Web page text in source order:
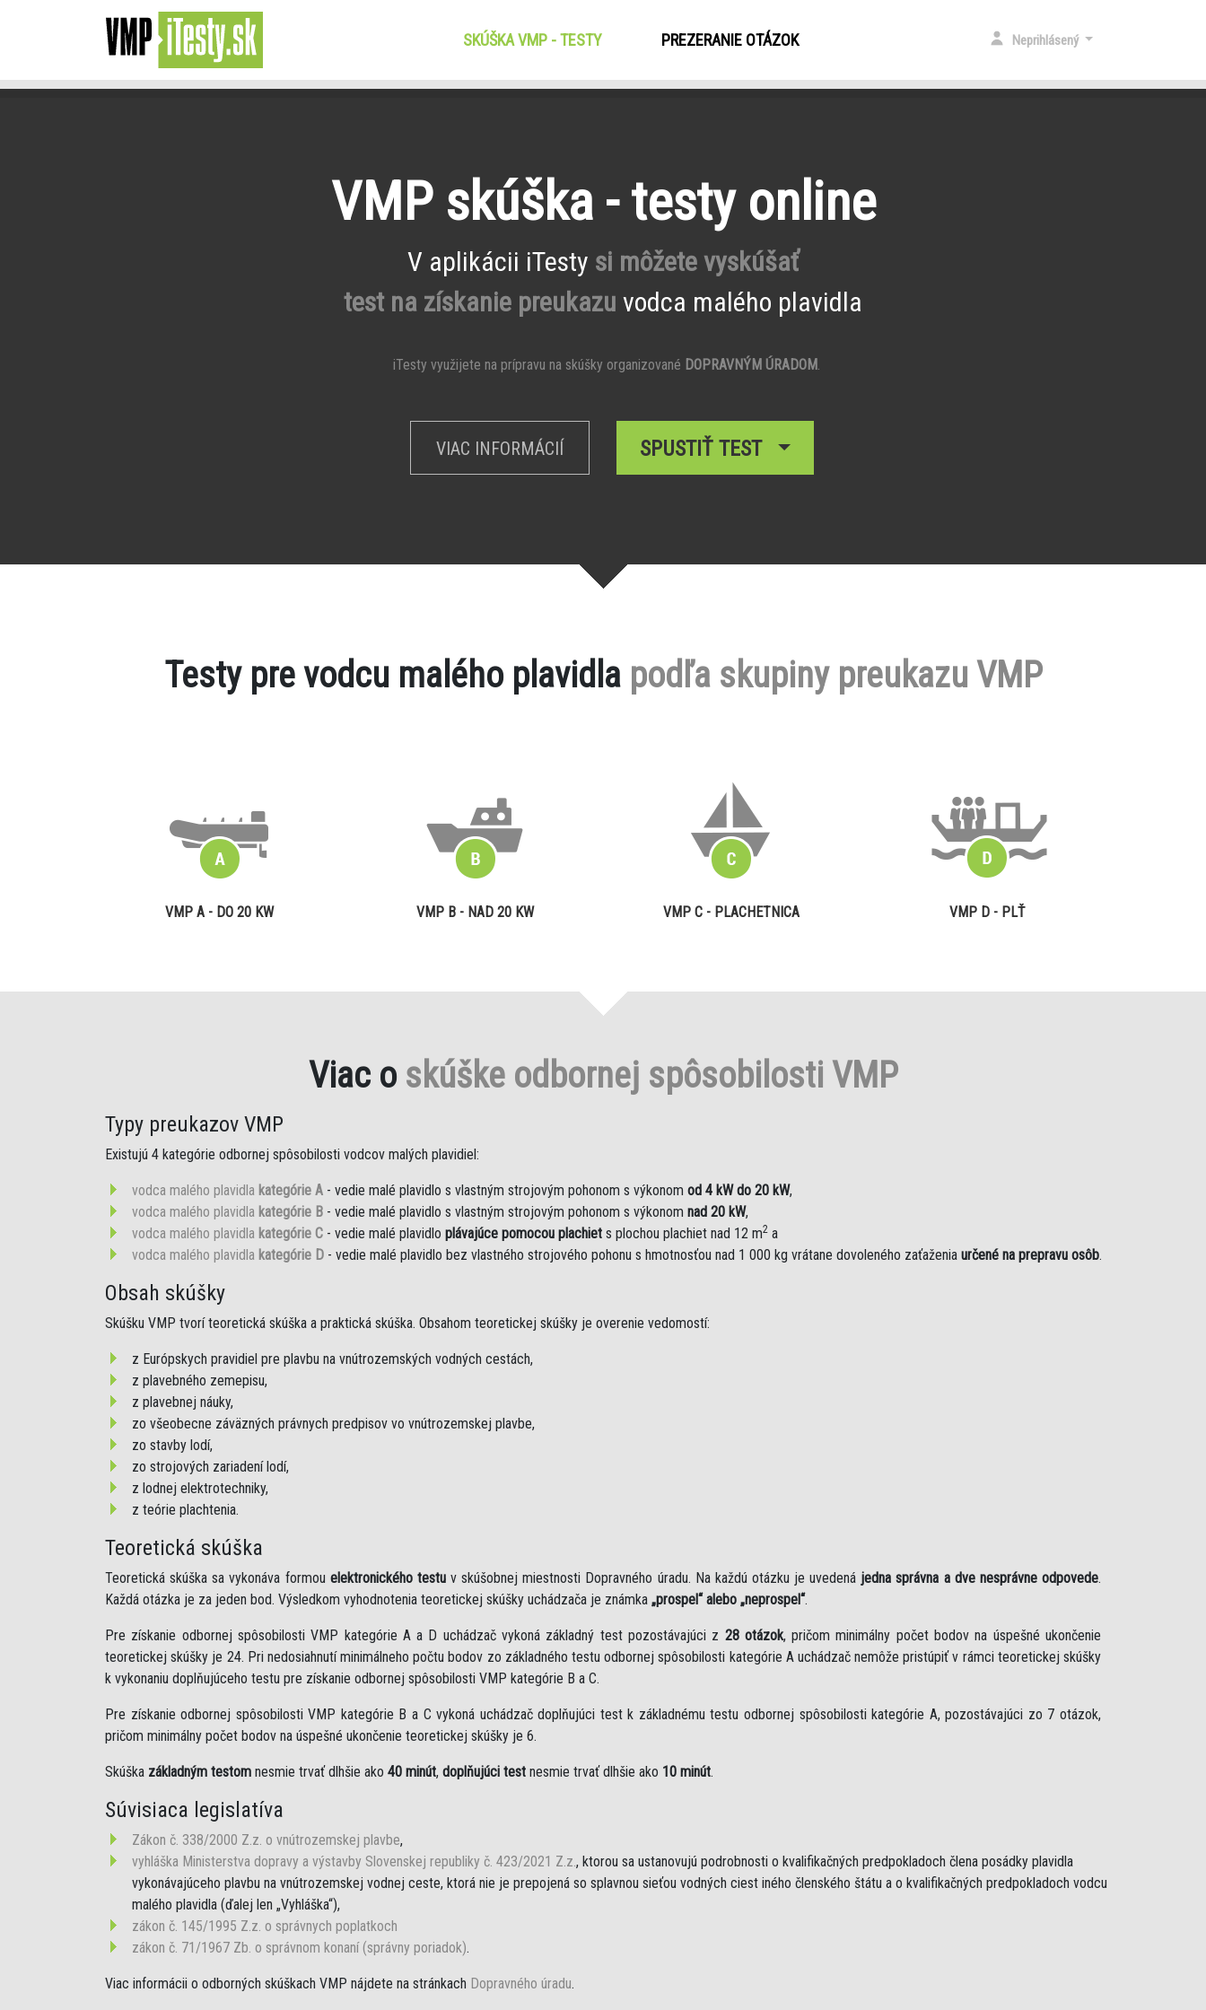
SKÚŠKA VMP - TESTY(CURRENT)PREZERANIE OTÁZOK Neprihlásený
VMP skúška - testy online
V aplikácii iTesty si môžete vyskúšať
test na získanie preukazu vodca malého plavidla
iTesty využijete na prípravu na skúšky organizované DOPRAVNÝM ÚRADOM.
VIAC INFORMÁCIÍ SPUSTIŤ TEST
Testy pre vodcu malého plavidla podľa skupiny preukazu VMP
VMP A - DO 20 KW VMP B - NAD 20 KW VMP C - PLACHETNICA VMP D - PLŤ
Viac o skúške odbornej spôsobilosti VMP
Typy preukazov VMP
Existujú 4 kategórie odbornej spôsobilosti vodcov malých plavidiel:
vodca malého plavidla kategórie A - vedie malé plavidlo s vlastným strojovým pohonom s výkonom od 4 kW do 20 kW,
vodca malého plavidla kategórie B - vedie malé plavidlo s vlastným strojovým pohonom s výkonom nad 20 kW,
vodca malého plavidla kategórie C - vedie malé plavidlo plávajúce pomocou plachiet s plochou plachiet nad 12 m2 a
vodca malého plavidla kategórie D - vedie malé plavidlo bez vlastného strojového pohonu s hmotnosťou nad 1 000 kg vrátane dovoleného zaťaženia určené na prepravu osôb.
Obsah skúšky
Skúšku VMP tvorí teoretická skúška a praktická skúška. Obsahom teoretickej skúšky je overenie vedomostí:
z Európskych pravidiel pre plavbu na vnútrozemských vodných cestách,
z plavebného zemepisu,
z plavebnej náuky,
zo všeobecne záväzných právnych predpisov vo vnútrozemskej plavbe,
zo stavby lodí,
zo strojových zariadení lodí,
z lodnej elektrotechniky,
z teórie plachtenia.
Teoretická skúška
Teoretická skúška sa vykonáva formou elektronického testuv skúšobnej miestnosti Dopravného úradu. Na každú otázku je uvedená jedna správna a dve nesprávne odpovede.
Každá otázka je za jeden bod. Výsledkom vyhodnotenia teoretickej skúšky uchádzača je známka „prospel“ alebo „neprospel“.
Pre získanie odbornej spôsobilosti VMP kategórie A a D uchádzač vykoná základný test pozostávajúci z 28 otázok, pričom minimálny počet bodov na úspešné ukončenie
teoretickej skúšky je 24. Pri nedosiahnutí minimálneho počtu bodov zo základného testu odbornej spôsobilosti kategórie A uchádzač nemôže pristúpiť v rámci teoretickej skúšky
k vykonaniu doplňujúceho testu pre získanie odbornej spôsobilosti VMP kategórie B a C.
Pre získanie odbornej spôsobilosti VMP kategórie B a C vykoná uchádzač doplňujúci test k základnému testu odbornej spôsobilosti kategórie A, pozostávajúci zo 7 otázok,
pričom minimálny počet bodov na úspešné ukončenie teoretickej skúšky je 6.
Skúška základným testom nesmie trvať dlhšie ako 40 minút, doplňujúci test nesmie trvať dlhšie ako 10 minút.
Súvisiaca legislatíva
Zákon č. 338/2000 Z.z. o vnútrozemskej plavbe,
vyhláška Ministerstva dopravy a výstavby Slovenskej republiky č. 423/2021 Z.z., ktorou sa ustanovujú podrobnosti o kvalifikačných predpokladoch člena posádky plavidla
vykonávajúceho plavbu na vnútrozemskej vodnej ceste, ktorá nie je prepojená so splavnou sieťou vodných ciest iného členského štátu a o kvalifikačných predpokladoch vodcu
malého plavidla (ďalej len „Vyhláška“),
zákon č. 145/1995 Z.z. o správnych poplatkoch
zákon č. 71/1967 Zb. o správnom konaní (správny poriadok).
Viac informácii o odborných skúškach VMP nájdete na stránkach Dopravného úradu.